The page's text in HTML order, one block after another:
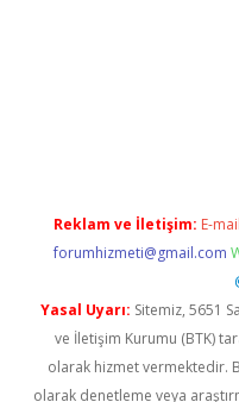
Reklam ve İletişim: E-
forumhizmeti@gmail.com
Yasal Uyarı: Sitemiz, 5651
ve İletişim Kurumu (BTK)
olarak hizmet vermektedir.
olarak denetleme veya